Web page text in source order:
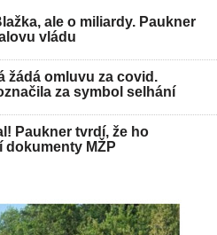
ale o miliardy. Paukner
vládu
žádá omluvu za covid.
za symbol selhání
Paukner tvrdí, že ho
dokumenty MŽP